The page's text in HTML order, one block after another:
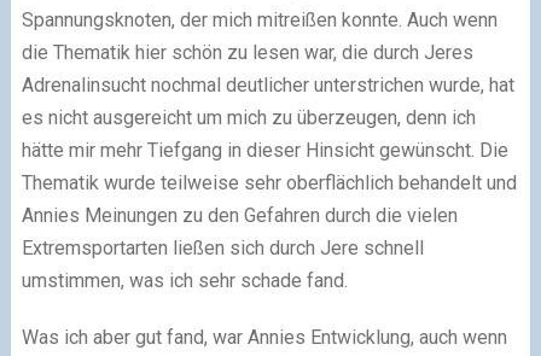
Spannungsknoten, der mich mitreißen konnte. Auch wenn
die Thematik hier schön zu lesen war, die durch Jeres
Adrenalinsucht nochmal deutlicher unterstrichen wurde, hat
es nicht ausgereicht um mich zu überzeugen, denn ich
hätte mir mehr Tiefgang in dieser Hinsicht gewünscht. Die
Thematik wurde teilweise sehr oberflächlich behandelt und
Annies Meinungen zu den Gefahren durch die vielen
Extremsportarten ließen sich durch Jere schnell
umstimmen, was ich sehr schade fand.
Was ich aber gut fand, war Annies Entwicklung, auch wenn